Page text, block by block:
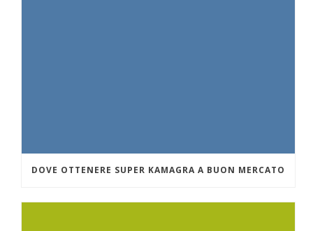
DOVE OTTENERE SUPER KAMAGRA A BUON MERCATO